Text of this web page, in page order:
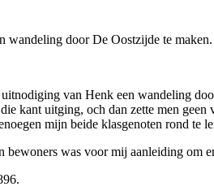
door De Oostzijde te
van Henk een wandeling
uitging, och dan zette men
mijn beide klasgenoten rond te
was voor mij aanleiding om